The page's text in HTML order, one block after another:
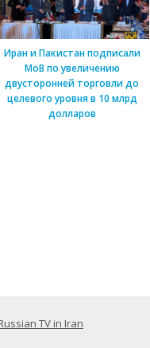
Иран и Пакистан подписали
МоВ по увеличению
двусторонней торговли до
целевого уровня в 10 млрд
долларов
TV in Iran